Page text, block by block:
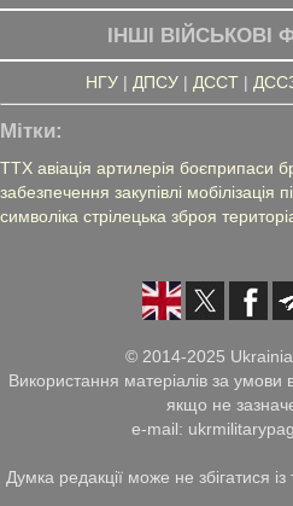
ІНШІ
НГУ| ДПСУ| ДССТ|
Мітки:
ТТХ авіація артилерія боєприпаси
забезпечення закупівлі мобілізація
символіка стрілецька зброя
© 2014-2025
Використання матеріалів за
якщо не
e-mail:
Думка редакції може не збігатися